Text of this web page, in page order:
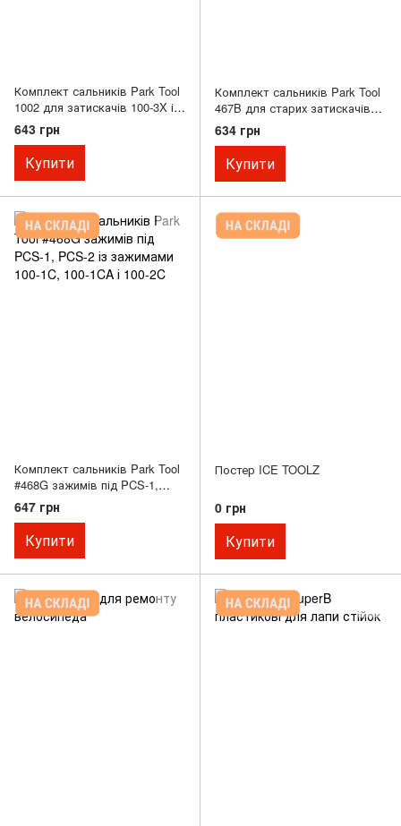
Комплект сальників Park Tool
1002 для затискачів 100-3X і
100-5X
643 грн
Купити
Комплект сальників Park Tool
467B для старих затискачів
PRS-2 - PRS-8
634 грн
Купити
Комплект сальників Park Tool
#468G зажимів під PCS-1,
PCS-2 із зажимами 100-1C,
100-1CA і 100-2C
647 грн
Купити
Постер ICE TOOLZ
0 грн
Купити